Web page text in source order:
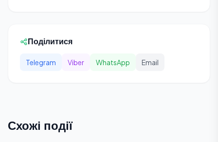
Поділитися
Telegram Viber WhatsApp Email
Схожі події